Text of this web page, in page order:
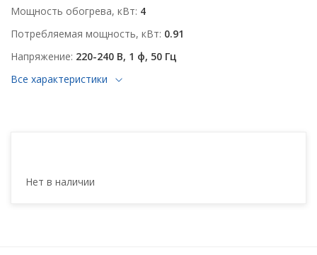
Мощность обогрева, кВт 4
Потребляемая мощность, кВт 0.91
Напряжение 220-240 В, 1 ф, 50 Гц
Все характеристики
Нет в наличии